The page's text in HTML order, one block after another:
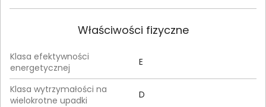
Właściwości fizyczne
Klasa efektywności
energetycznej
E
Klasa wytrzymałości na
wielokrotne upadki
D